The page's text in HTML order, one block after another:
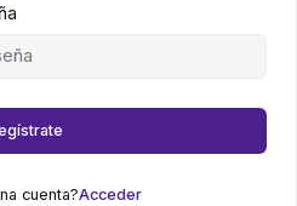
cuenta?Acceder